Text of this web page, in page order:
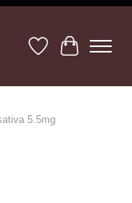
Lista de deseos
Cesta
5.5mg